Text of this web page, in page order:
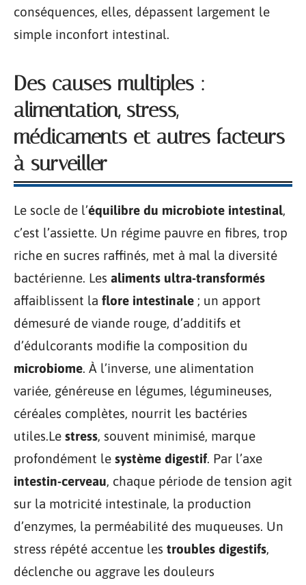
conséquences, elles, dépassent largement le
simple inconfort intestinal.
Des causes multiples :
alimentation, stress,
médicaments et autres facteurs
à surveiller
Le socle de l’équilibre du microbiote intestinal,
c’est l’assiette. Un régime pauvre en fibres, trop
riche en sucres raffinés, met à mal la diversité
bactérienne. Les aliments ultra-transformés
affaiblissent la flore intestinale ; un apport
démesuré de viande rouge, d’additifs et
d’édulcorants modifie la composition du
microbiome. À l’inverse, une alimentation
variée, généreuse en légumes, légumineuses,
céréales complètes, nourrit les bactéries
utiles.Le stress, souvent minimisé, marque
profondément le système digestif. Par l’axe
intestin-cerveau, chaque période de tension agit
sur la motricité intestinale, la production
d’enzymes, la perméabilité des muqueuses. Un
stress répété accentue les troubles digestifs,
déclenche ou aggrave les douleurs